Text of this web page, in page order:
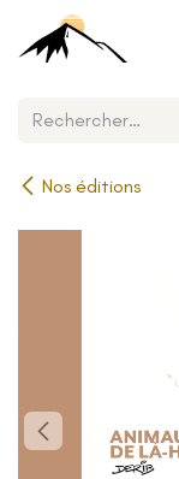
Se rendre au contenu
Nos éditions